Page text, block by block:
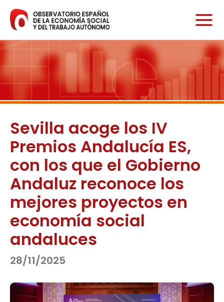
contenido
Sevilla acoge los IV
Premios Andalucía ES,
con los que el Gobierno
Andaluz reconoce los
mejores proyectos en
economía social
andaluces
28/11/2025